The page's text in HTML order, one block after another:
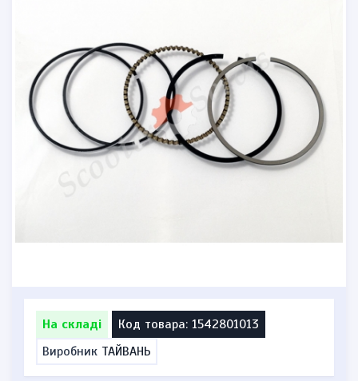
На складі
Код товара: 1542801013
Виробник ТАЙВАНЬ